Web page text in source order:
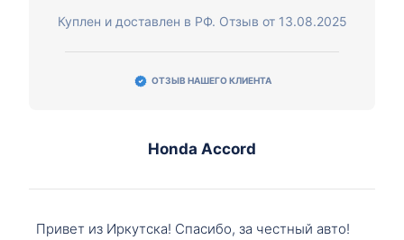
Куплен и доставлен в РФ. Отзыв от 13.08.2025
ОТЗЫВ НАШЕГО КЛИЕНТА
Honda Accord
Привет из Иркутска! Спасибо, за честный авто!